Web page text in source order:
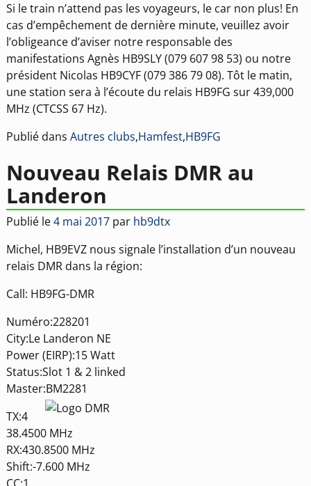
Si le train n’attend pas les voyageurs, le car non plus! En
cas d’empêchement de dernière minute, veuillez avoir
l’obligeance d’aviser notre responsable des
manifestations Agnès HB9SLY (079 607 98 53) ou notre
président Nicolas HB9CYF (079 386 79 08). Tôt le matin,
une station sera à l’écoute du relais HB9FG sur 439,000
MHz (CTCSS 67 Hz).
Publié dans Autres clubs,Hamfest,HB9FG
Nouveau Relais DMR au
Landeron
Publié le4 mai 2017 par hb9dtx
Michel, HB9EVZ nous signale l’installation d’un nouveau
relais DMR dans la région:
Call: HB9FG-DMR
Numéro:228201
City:Le Landeron NE
Power (EIRP):15 Watt
Status:Slot 1 & 2 linked
Master:BM2281
TX:4
38.4500 MHz
RX:430.8500 MHz
Shift:-7.600 MHz